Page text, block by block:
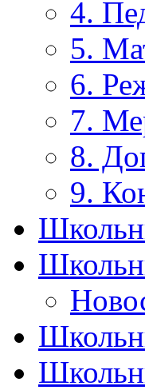
4.
5.
6.
7.
8.
9.